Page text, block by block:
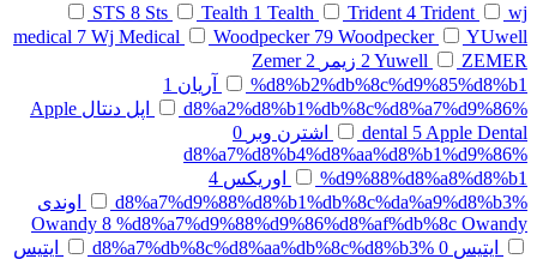
STS 8 Sts Tealth 1 Tealth Trident 4 Trident
wj
medical 7 Wj Medical Woodpecker 79 Woodpecker
YUwell
2 Yuwell ZEMER زیمر 2
Zemer
%d8%b2%db%8c%d9%85%d8%b1
آریان 1
%d8%a2%d8%b1%db%8c%d8%a7%d9%86
اپل دنتال Apple
dental 5 Apple Dental اشترن وبر 0
%d8%a7%d8%b4%d8%aa%d8%b1%d9%86
%d9%88%d8%a8%d8%b1
اوریکس 4
%d8%a7%d9%88%d8%b1%db%8c%da%a9%d8%b3
اوندی
Owandy 8 %d8%a7%d9%88%d9%86%d8%af%db%8c Owandy
ایتیس 0
%d8%a7%db%8c%d8%aa%db%8c%d8%b3
ایتیس